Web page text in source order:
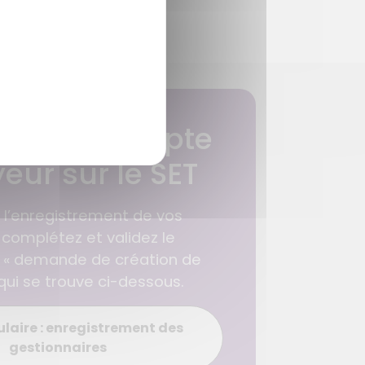
à votre profil.
d'un compte
sur le SET
de vos
et validez le
demande de création de
se trouve ci-dessous.
: enregistrement des
gestionnaires